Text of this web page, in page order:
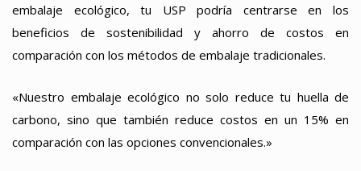
embalaje ecológico, tu USP podría centrarse en los
beneficios de sostenibilidad y ahorro de costos en
comparación con los métodos de embalaje tradicionales.
«Nuestro embalaje ecológico no solo reduce tu huella de
carbono, sino que también reduce costos en un 15% en
comparación con las opciones convencionales.»